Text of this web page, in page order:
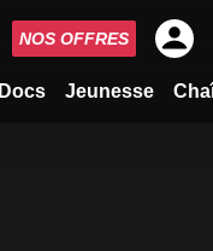
Docs Jeunesse
NOS OFFRES